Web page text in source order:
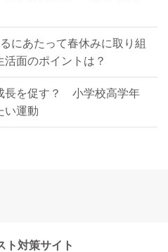
にあたって春休みに取り組
面のポイントは？
長を促す？ 小学校高学年
い運動
ト対策サイト